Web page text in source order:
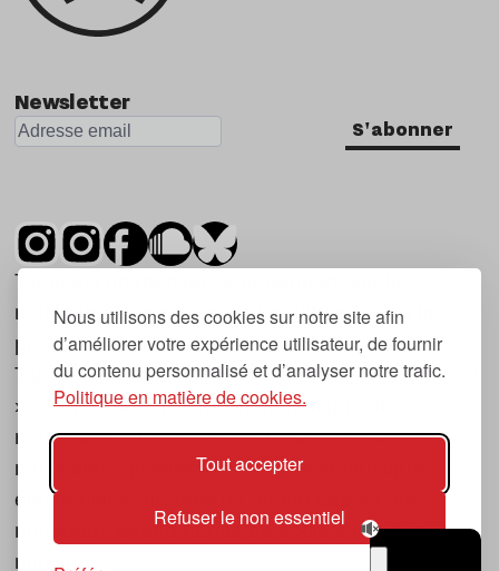
Nous utilisons des cookies sur notre site afin
d’améliorer votre expérience utilisateur, de fournir
du contenu personnalisé et d’analyser notre trafic.
Politique en matière de cookies.
Tout accepter
Refuser le non essentiel
Newsletter
S'abonner
Tsugi est un mensuel indépendant sur la
musique et les nouvelles tendances, dont la
première parution date de 2007.
Tsugi en japonais signifie « prochain », « suivant
», ce qui correspond à la thématique du
magazine, à l’affût des nouvelles tendances
musicales, qu’elles viennent de la musique
électronique, du rock ou du hip hop, et des
nouveaux phénomènes de société liés à la
musique.